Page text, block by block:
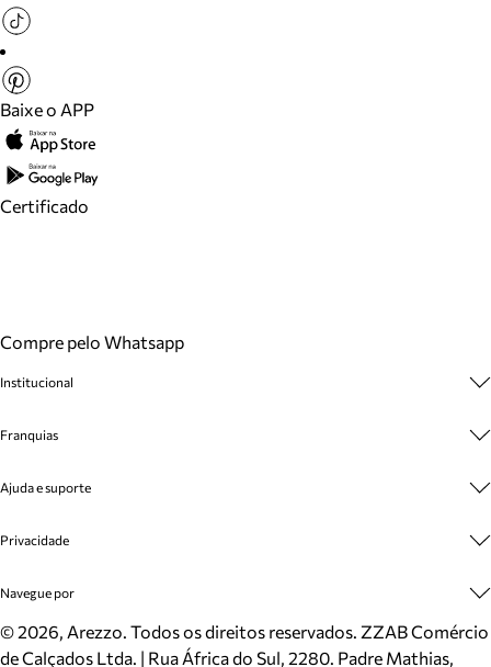
Baixe o APP
Certificado
Compre pelo Whatsapp
Institucional
Cashback
Venda Corporativa
Mapa do Site
Inverno
Mundo Arezzo
Franquias
Plano de Negócio
Ajuda e suporte
Cadastro
Meus Pedidos
Trocas e Devoluções
Cartão Presente
Privacidade
Politica e Privacidade
Navegue por
Sapatos
Bolsas
©2026, Arezzo. Todos os direitos reservados. ZZAB Comércio
de Calçados Ltda. | Rua África do Sul, 2280. Padre Mathias,